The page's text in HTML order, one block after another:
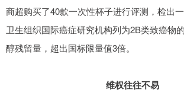
商超购买了40款一次性杯子进行评测，检出
卫生组织国际癌症研究机构列为2B类致癌物
醇残留量，超出国标限量值3倍。
维权往往不易